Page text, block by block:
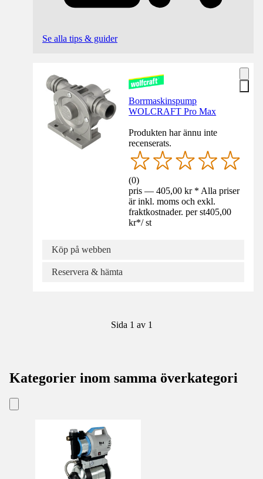
Se alla tips & guider
Borrmaskinspump
WOLCRAFT Pro Max
Produkten har ännu inte
recenserats.
(0)
pris — 405,00 kr * Alla priser
är inkl. moms och exkl.
fraktkostnader. per st405,00
kr*/ st
Köp på webben
Reservera & hämta
Sida 1 av 1
Kategorier inom samma överkategori